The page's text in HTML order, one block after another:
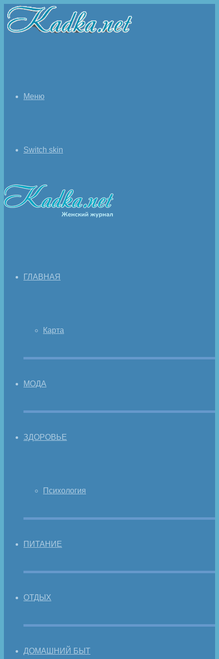
Меню
Switch skin
ГЛАВНАЯ
Карта
МОДА
ЗДОРОВЬЕ
Психология
ПИТАНИЕ
ОТДЫХ
ДОМАШНИЙ БЫТ